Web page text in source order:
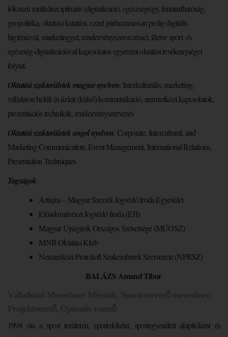
fókuszú multidiszciplináris (digitalizáció, egészségügy, fenntarthatóság,
geopolitika, oktatás) kutatást, ezzel párhuzamosan pedig digitális
higiéniával, marketinggel, rendezvényszervezéssel, illetve sport- és
egészség-digitalizációval kapcsolatos egyetemi oktatási tevékenységet
folytat.
Oktatási szakterületek magyar nyelven: Interkulturális, marketing,
vállalaton belüli és üzleti (külső) kommunikáció, nemzetközi kapcsolatok,
prezentációs technikák, rendezvényszervezés
Oktatási szakterületek angol nyelven: Corporate, Intercultural, and
Marketing Communication, Event Management, International Relations,
Presentation Techniques
Tagságok
Artisjus – Magyar Szerzői Jogvédő Iroda Egyesület
Előadóművészi Jogvédő Iroda (EJI)
Magyar Újságírók Országos Szövetsége (MÚOSZ)
MNB Oktatási Klub
Nemzetközi Protokoll Szakemberek Szervezete (NPRSZ)
BALÁZS Amand Tibor
1998 óta a sport területén, sportolóként, sportegyesületi alapítóként és